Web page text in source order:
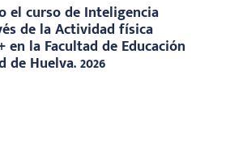
el curso de Inteligencia
de la Actividad física
la Facultad de Educación
Huelva. 2026